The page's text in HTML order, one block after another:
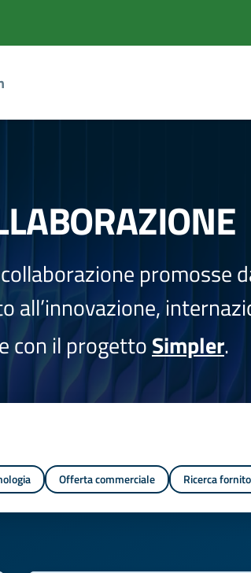
promosse
all’innovazione,
con il progettoSimpler.
Offerta commerciale Ricerca